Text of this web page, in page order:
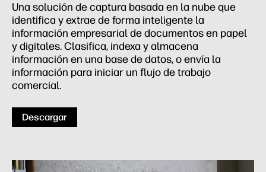
Una solución de captura basada en la nube que
identifica y extrae de forma inteligente la
información empresarial de documentos en papel
y digitales. Clasifica, indexa y almacena
información en una base de datos, o envía la
información para iniciar un flujo de trabajo
comercial.
Descargar